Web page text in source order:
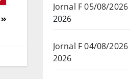
Jornal F 05/08/2026
2026
Jornal F 04/08/2026
2026